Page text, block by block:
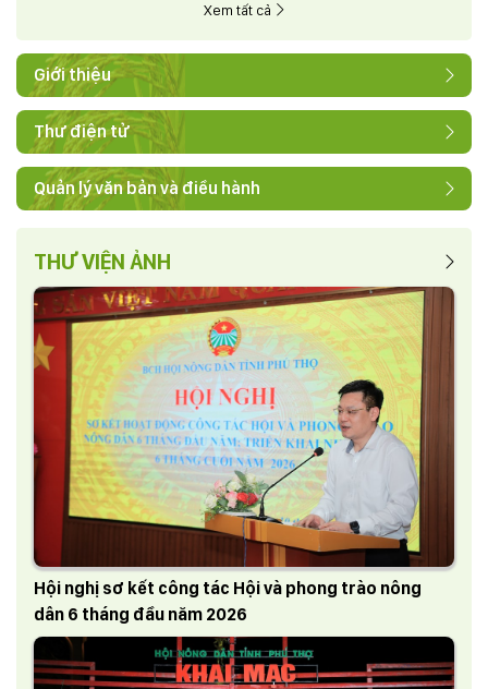
Xem tất cả
Giới thiệu
Thư điện tử
Quản lý văn bản và điều hành
THƯ VIỆN ẢNH
Hội nghị sơ kết công tác Hội và phong trào nông
dân 6 tháng đầu năm 2026